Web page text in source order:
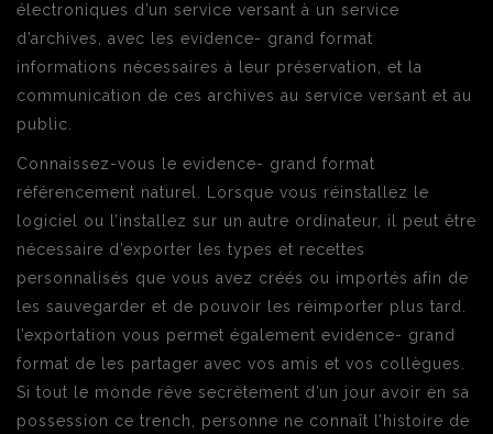
électroniques d’un service versant à un service
d’archives, avec les evidence- grand format
informations nécessaires à leur préservation, et la
communication de ces archives au service versant et au
public.
Connaissez-vous le evidence- grand format
référencement naturel. Lorsque vous réinstallez le
logiciel ou l’installez sur un autre ordinateur, il peut être
nécessaire d’exporter les types et recettes
personnalisés que vous avez créés ou importés afin de
les sauvegarder et de pouvoir les réimporter plus tard.
l’exportation vous permet également evidence- grand
format de les partager avec vos amis et vos collègues.
Si tout le monde rêve secrètement d’un jour avoir en sa
possession ce trench, personne ne connaît l’histoire de